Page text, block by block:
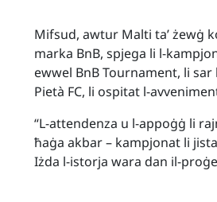
Mifsud, awtur Malti ta’ żewġ
marka BnB, spjega li l-
ewwel BnB Tournament, li
Pietà FC, li ospitat l-
“L-attendenza u l-appoġġ li
ħaġa akbar – kampjonat li
Iżda l-istorja wara dan il-